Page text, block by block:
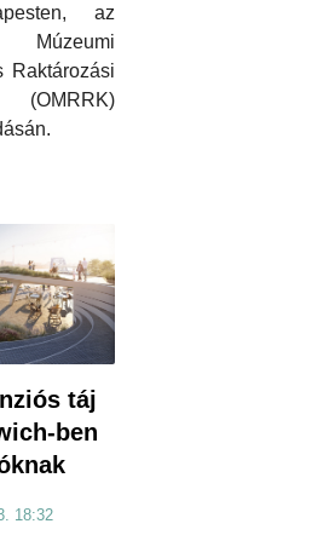
az
Raktározási
táj
ben
18:32